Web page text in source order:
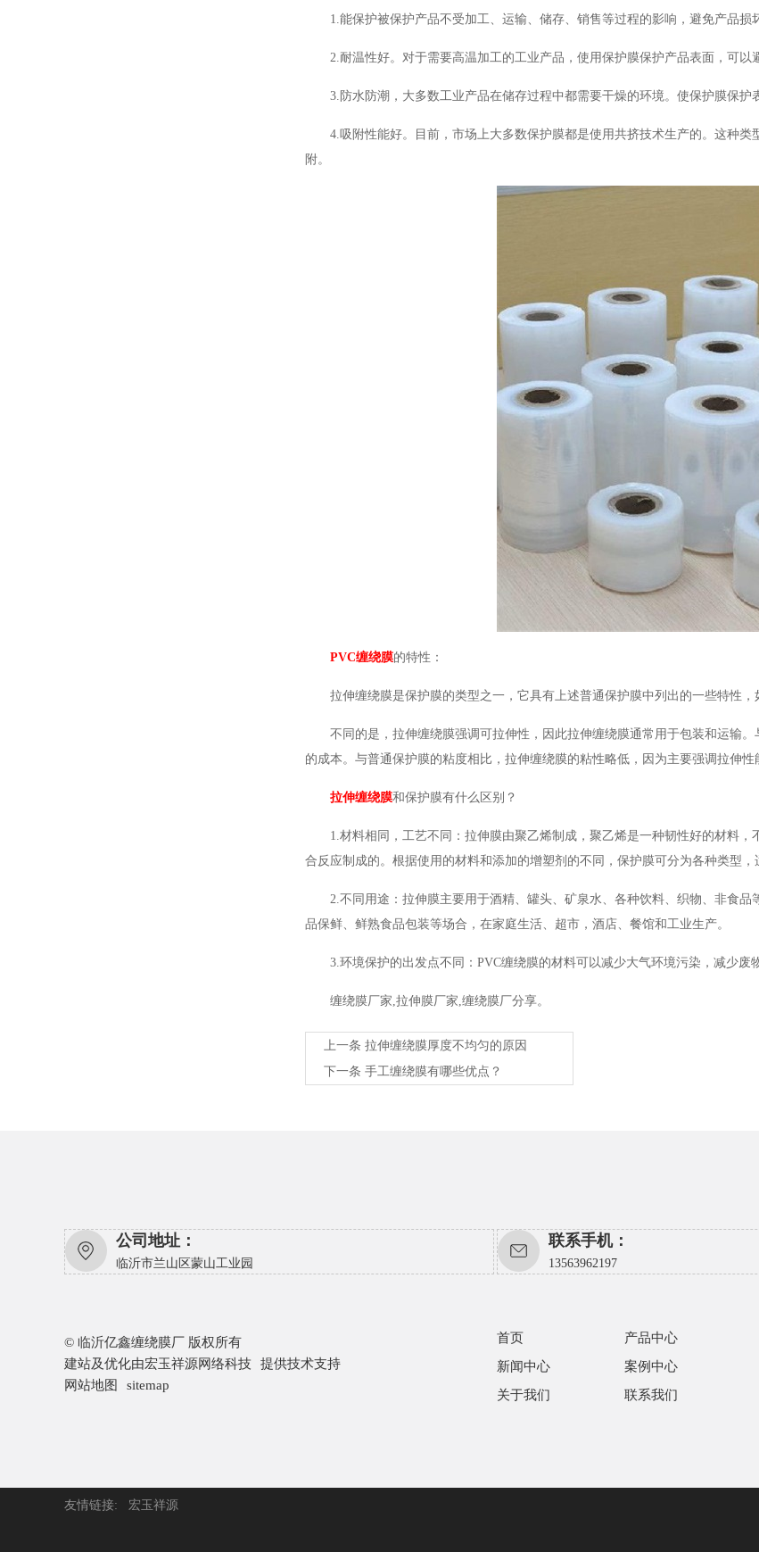
1.能保护被保护产品不受加工、运输、储存、销售等过程的影响，避免产品损
2.耐温性好。对于需要高温加工的工业产品，使用保护膜保护产品表面，可以
3.防水防潮，大多数工业产品在储存过程中都需要干燥的环境。使保护膜保护
4.吸附性能好。目前，市场上大多数保护膜都是使用共挤技术生产的。这种类
附。
PVC缠绕膜的特性：
拉伸缠绕膜是保护膜的类型之一，它具有上述普通保护膜中列出的一些特性，
不同的是，拉伸缠绕膜强调可拉伸性，因此拉伸缠绕膜通常用于包装和运输。
的成本。与普通保护膜的粘度相比，拉伸缠绕膜的粘性略低，因为主要强调拉伸性
拉伸缠绕膜和保护膜有什么区别？
1.材料相同，工艺不同：拉伸膜由聚乙烯制成，聚乙烯是一种韧性好的材料，
合反应制成的。根据使用的材料和添加的增塑剂的不同，保护膜可分为各种类型，
2.不同用途：拉伸膜主要用于酒精、罐头、矿泉水、各种饮料、织物、非食品
品保鲜、鲜熟食品包装等场合，在家庭生活、超市，酒店、餐馆和工业生产。
3.环境保护的出发点不同：PVC缠绕膜的材料可以减少大气环境污染，减少废
缠绕膜厂家,拉伸膜厂家,缠绕膜厂分享。
上一条 拉伸缠绕膜厚度不均匀的原因
下一条 手工缠绕膜有哪些优点？
公司地址：
临沂市兰山区蒙山工业园
联系手机：
13563962197
© 临沂亿鑫缠绕膜厂 版权所有
建站及优化由宏玉祥源网络科技
提供技术支持
网站地图
sitemap
首页
产品中心
新闻中心
案例中心
关于我们
联系我们
友情链接: 宏玉祥源